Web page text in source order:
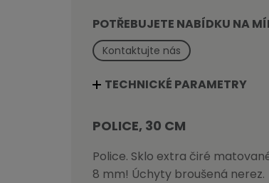
POTŘEBUJETE NABÍDKU NA
Kontaktujte nás
TECHNICKÉ PARAMETRY
POLICE, 30 CM
Police. Sklo extra čiré
8 mm! Úchyty broušená nerez.